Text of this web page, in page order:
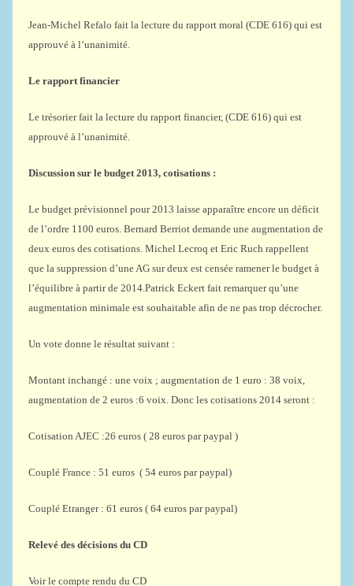
Jean-Michel Refalo fait la lecture du rapport moral (CDE 616) qui est
approuvé à l’unanimité.
Le rapport financier
Le trésorier fait la lecture du rapport financier, (CDE 616) qui est
approuvé à l’unanimité.
Discussion sur le budget 2013, cotisations :
Le budget prévisionnel pour 2013 laisse apparaître encore un déficit
de l’ordre 1100 euros. Bernard Berriot demande une augmentation de
deux euros des cotisations. Michel Lecroq et Eric Ruch rappellent
que la suppression d’une AG sur deux est censée ramener le budget à
l’équilibre à partir de 2014.Patrick Eckert fait remarquer qu’une
augmentation minimale est souhaitable afin de ne pas trop décrocher.
Un vote donne le résultat suivant :
Montant inchangé : une voix ; augmentation de 1 euro : 38 voix,
augmentation de 2 euros :6 voix. Donc les cotisations 2014 seront :
Cotisation AJEC :26 euros ( 28 euros par paypal )
Couplé France : 51 euros ( 54 euros par paypal)
Couplé Etranger : 61 euros ( 64 euros par paypal)
Relevé des décisions du CD
Voir le compte rendu du CD